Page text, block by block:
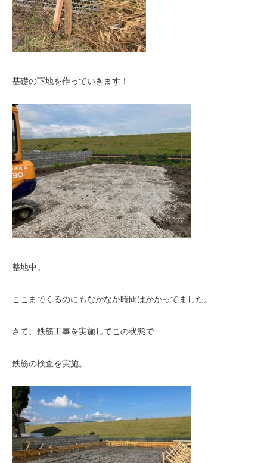
基礎の下地を作っていきます！
整地中。
ここまでくるのにもなかなか時間はかかってました。
さて、鉄筋工事を実施してこの状態で
鉄筋の検査を実施。